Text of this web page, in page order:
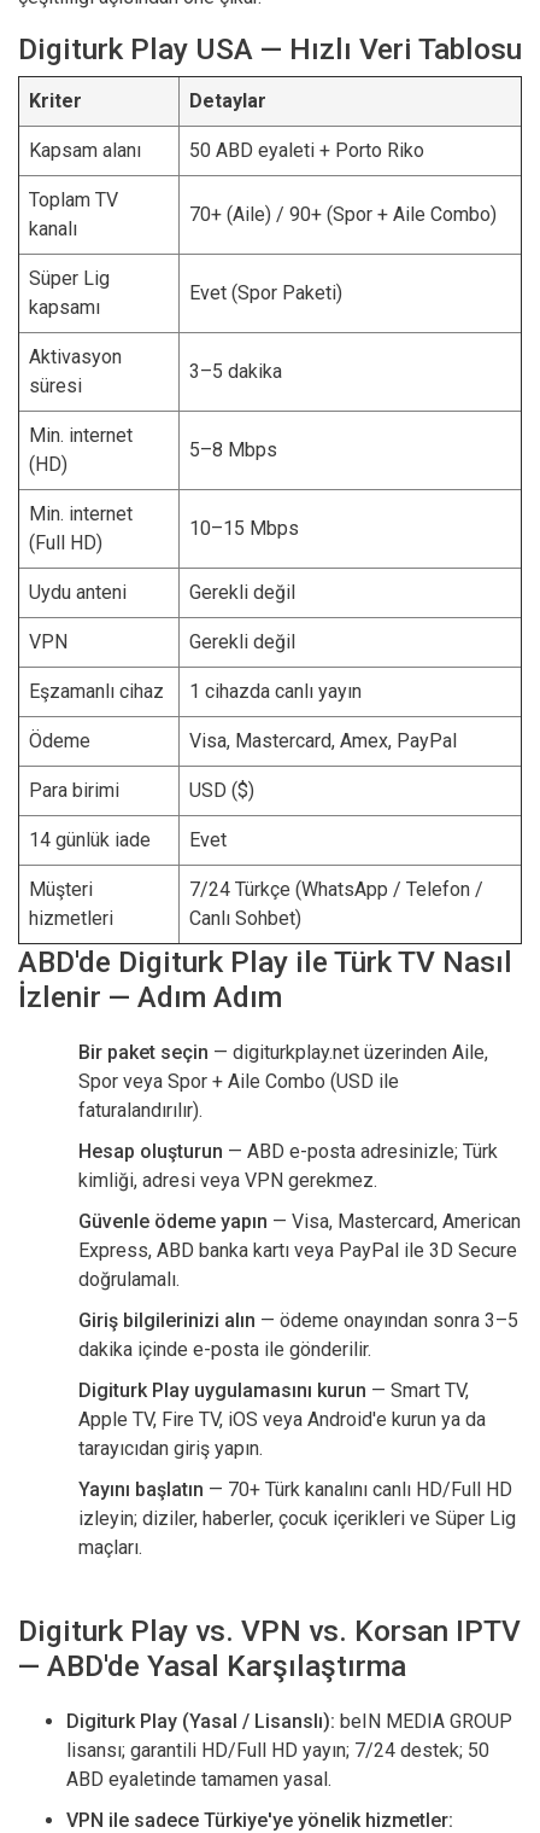
Digiturk Play USA — Hızlı Veri Tablosu
Kriter Detaylar
Kapsam alanı 50 ABD eyaleti + Porto Riko
Toplam TV
kanalı
70+ (Aile) / 90+ (Spor + Aile Combo)
Süper Lig
kapsamı
Evet (Spor Paketi)
Aktivasyon
süresi
3–5 dakika
Min. internet
(HD)
5–8 Mbps
Min. internet
(Full HD)
10–15 Mbps
Uydu anteni Gerekli değil
VPN Gerekli değil
Eşzamanlı cihaz 1 cihazda canlı yayın
Ödeme Visa, Mastercard, Amex, PayPal
Para birimi USD ($)
14 günlük iade Evet
Müşteri
hizmetleri
7/24 Türkçe (WhatsApp / Telefon /
Canlı Sohbet)
ABD'de Digiturk Play ile Türk TV Nasıl
İzlenir — Adım Adım
Bir paket seçin — digiturkplay.net üzerinden Aile,
Spor veya Spor + Aile Combo (USD ile
faturalandırılır).
Hesap oluşturun — ABD e-posta adresinizle; Türk
kimliği, adresi veya VPN gerekmez.
Güvenle ödeme yapın — Visa, Mastercard, American
Express, ABD banka kartı veya PayPal ile 3D Secure
doğrulamalı.
Giriş bilgilerinizi alın — ödeme onayından sonra 3–5
dakika içinde e-posta ile gönderilir.
Digiturk Play uygulamasını kurun — Smart TV,
Apple TV, Fire TV, iOS veya Android'e kurun ya da
tarayıcıdan giriş yapın.
Yayını başlatın — 70+ Türk kanalını canlı HD/Full HD
izleyin; diziler, haberler, çocuk içerikleri ve Süper Lig
maçları.
Digiturk Play vs. VPN vs. Korsan IPTV
— ABD'de Yasal Karşılaştırma
Digiturk Play (Yasal / Lisanslı): beIN MEDIA GROUP
lisansı; garantili HD/Full HD yayın; 7/24 destek; 50
ABD eyaletinde tamamen yasal.
VPN ile sadece Türkiye'ye yönelik hizmetler: